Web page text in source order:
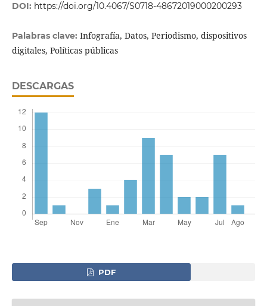
DOI: https://doi.org/10.4067/S0718-48672019000200293
Palabras clave: Infografía, Datos, Periodismo, dispositivos
digitales, Políticas públicas
DESCARGAS
PDF